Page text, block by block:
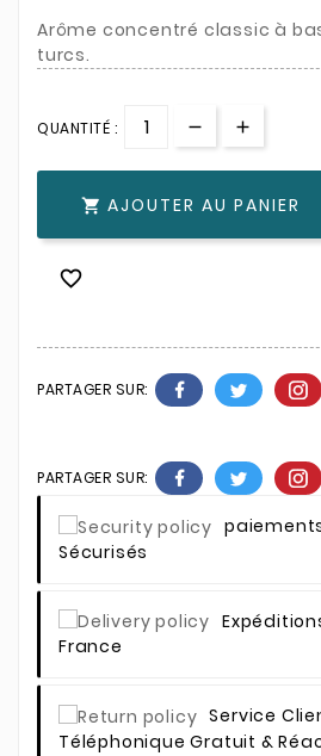
Arôme concentré classic à
turcs.
QUANTITÉ :
 AJOUTER AU PANIER

PARTAGER SUR:
PARTAGER SUR:
Sécurisés
France
Service
Téléphonique Gratuit &